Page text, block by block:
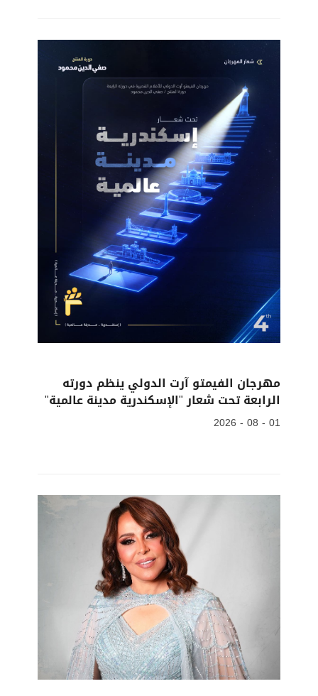
مهرجان الفيمتو آرت الدولي ينظم دورته
الرابعة تحت شعار "الإسكندرية مدينة عالمية"
01 - 08 - 2026